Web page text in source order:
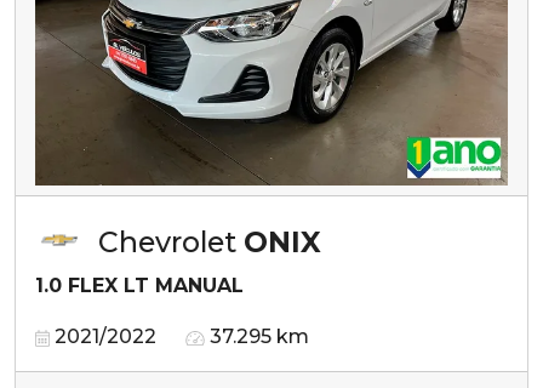
Chevrolet ONIX
1.0 FLEX LT MANUAL
2021/2022 37.295 km